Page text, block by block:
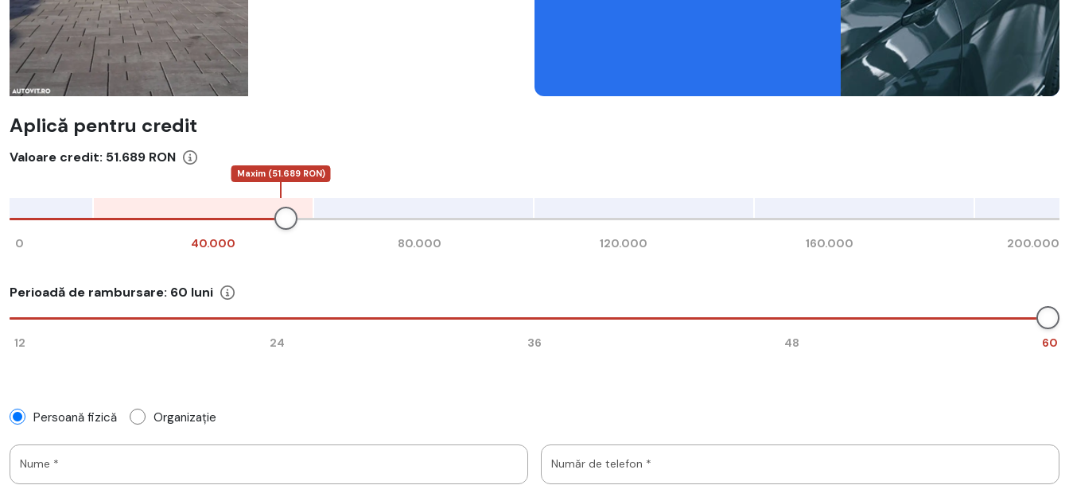
Aplică pentru credit
Valoare credit: 51.689 RON
0 40.000 80.000 120.000 160.000 200.000
Maxim (51.689 RON)
Perioadă de rambursare: 60 luni
12 24 36 48 60
Persoană fizică Organizație
Nume * Număr de telefon *